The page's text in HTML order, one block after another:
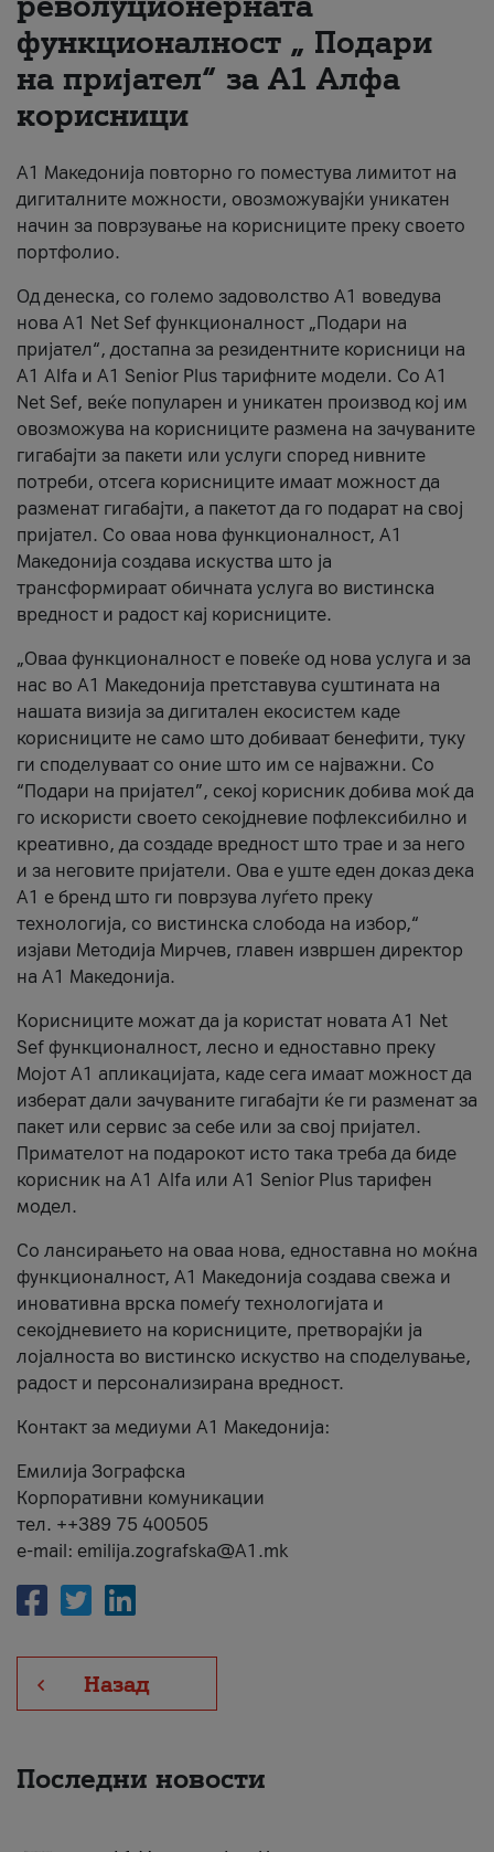
За нас
#ПодобарОнлајн
функционалност „ Подари
на пријател“ за А1 Алфа
корисници
А1 Македонија повторно го поместува лимитот на
дигиталните можности, овозможувајќи уникатен
начин за поврзување на корисниците преку своето
портфолио.
Од денеска, со големо задоволство А1 воведува
нова A1 Net Sef функционалност „Подари на
пријател“, достапна за резидентните корисници на
А1 Alfa и A1 Senior Plus тарифните модели. Со A1
Net Sef, веќе популарен и уникатен производ кој им
овозможува на корисниците размена на зачуваните
гигабајти за пакети или услуги според нивните
потреби, отсега корисниците имаат можност да
разменат гигабајти, а пакетот да го подарат на свој
пријател. Со оваа нова функционалност, А1
Македонија создава искуства што ја
трансформираат обичната услуга во вистинска
вредност и радост кај корисниците.
„Оваа функционалност е повеќе од нова услуга и за
нас во А1 Македонија претставува суштината на
нашата визија за дигитален екосистем каде
корисниците не само што добиваат бенефити, туку
ги споделуваат со оние што им се најважни. Со
“Подари на пријател”, секој корисник добива моќ да
го искористи своето секојдневие пофлексибилно и
креативно, да создаде вредност што трае и за него
и за неговите пријатели. Ова е уште еден доказ дека
А1 е бренд што ги поврзува луѓето преку
технологија, со вистинска слобода на избор,“
изјави Методија Мирчев, главен извршен директор
на А1 Македонија.
Корисниците можат да ја користат новата А1 Net
Sef функционалност, лесно и едноставно преку
Мојот А1 апликацијата, каде сега имаат можност да
изберат дали зачуваните гигабајти ќе ги разменат за
пакет или сервис за себе или за свој пријател.
Примателот на подарокот исто така треба да биде
корисник на А1 Alfa или A1 Senior Plus тарифен
модел.
Со лансирањето на оваа нова, едноставна но моќна
функционалност, А1 Македонија создава свежа и
иновативна врска помеѓу технологијата и
секојдневието на корисниците, претворајќи ја
лојалноста во вистинско искуство на споделување,
радост и персонализирана вредност.
Контакт за медиуми А1 Македонија:
Емилија Зографска
Корпоративни комуникации
тел. ++389 75 400505
e-mail: emilija.zografska@A1.mk
Назад
Последни новости